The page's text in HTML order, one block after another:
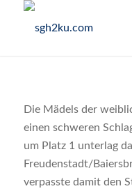
Die Mädels der
einen schweren
um Platz 1 unterlag
Freudenstadt/
verpasste damit den